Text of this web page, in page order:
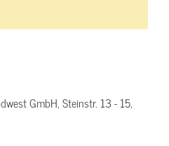
GmbH, Steinstr. 13 - 15,